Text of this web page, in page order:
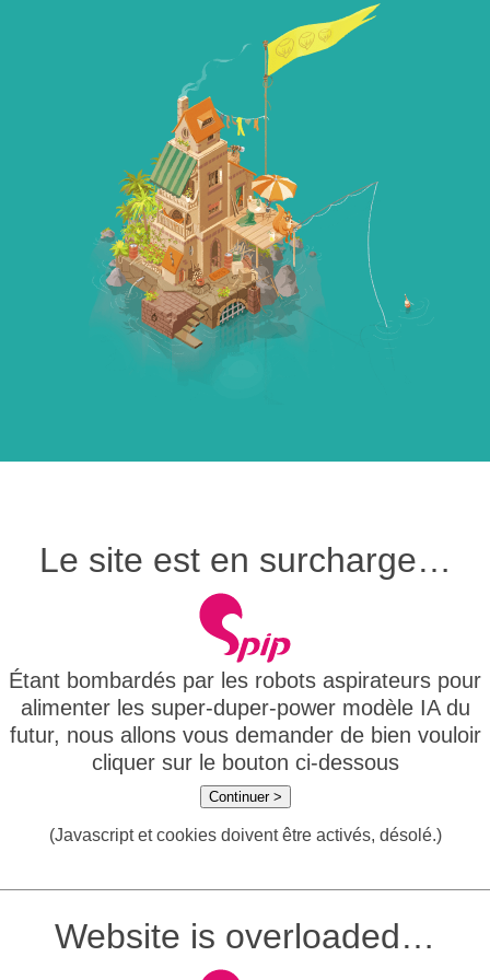
Le site est en surcharge…
Étant bombardés par les robots aspirateurs pour
alimenter les super-duper-power modèle IA du
futur, nous allons vous demander de bien vouloir
cliquer sur le bouton ci-dessous
Continuer >
(Javascript et cookies doivent être activés, désolé.)
Website is overloaded…